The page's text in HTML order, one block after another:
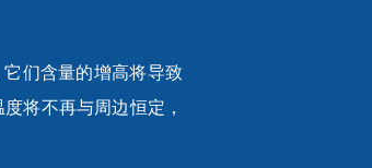
们含量的增高将导致
将不再与周边恒定，